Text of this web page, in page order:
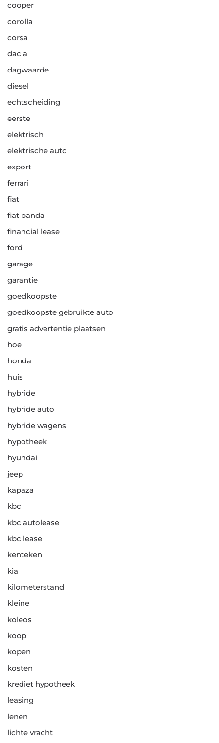
cooper
corolla
corsa
dacia
dagwaarde
diesel
echtscheiding
eerste
elektrisch
elektrische auto
export
ferrari
fiat
fiat panda
financial lease
ford
garage
garantie
goedkoopste
goedkoopste gebruikte auto
gratis advertentie plaatsen
hoe
honda
huis
hybride
hybride auto
hybride wagens
hypotheek
hyundai
jeep
kapaza
kbc
kbc autolease
kbc lease
kenteken
kia
kilometerstand
kleine
koleos
koop
kopen
kosten
krediet hypotheek
leasing
lenen
lichte vracht